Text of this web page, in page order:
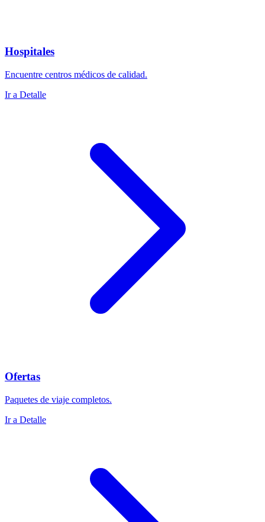
Hospitales
Encuentre centros médicos de calidad.
Ir a Detalle
Ofertas
Paquetes de viaje completos.
Ir a Detalle